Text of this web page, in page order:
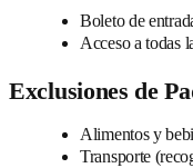
Boleto de
Acceso a todas
Exclusiones de
Alimentos y
Transporte